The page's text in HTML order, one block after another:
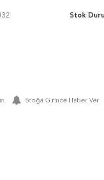
Stok
Stoğa Girince Haber Ver